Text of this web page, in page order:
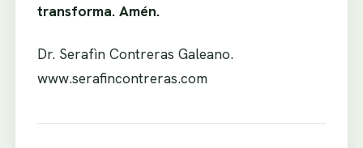
transforma. Amén.
Dr. Serafìn Contreras Galeano.
www.serafincontreras.com